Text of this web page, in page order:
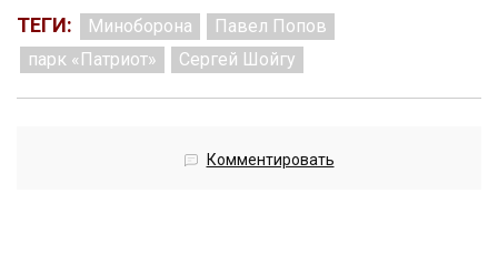
ТЕГИ: Миноборона
Павел Попов
парк «Патриот»
Сергей Шойгу
Комментировать